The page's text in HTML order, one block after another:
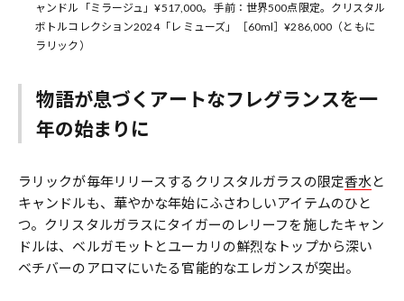
ャンドル「ミラージュ」¥517,000。手前：世界500点限定。クリスタル
ボトルコレクション2024「レ ミューズ」［60ml］¥286,000（ともに
ラリック）
物語が息づくアートなフレグランスを一
年の始まりに
ラリックが毎年リリースするクリスタルガラスの限定香水と
キャンドルも、華やかな年始にふさわしいアイテムのひと
つ。クリスタルガラスにタイガーのレリーフを施したキャン
ドルは、ベルガモットとユーカリの鮮烈なトップから深い
ベチバーのアロマにいたる官能的なエレガンスが突出。